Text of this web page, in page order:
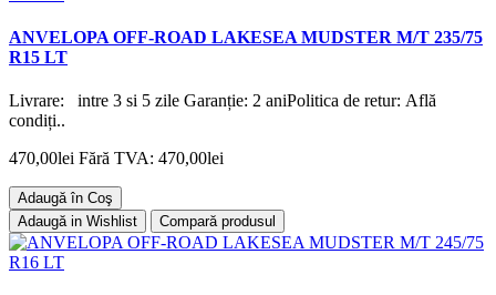
ANVELOPA OFF-ROAD LAKESEA MUDSTER M/T 235/75
R15 LT
Livrare: intre 3 si 5 zile Garanție: 2 aniPolitica de retur: Află
condiți..
470,00lei Fără TVA: 470,00lei
Adaugă în Coş
Adaugă in Wishlist
Compară produsul